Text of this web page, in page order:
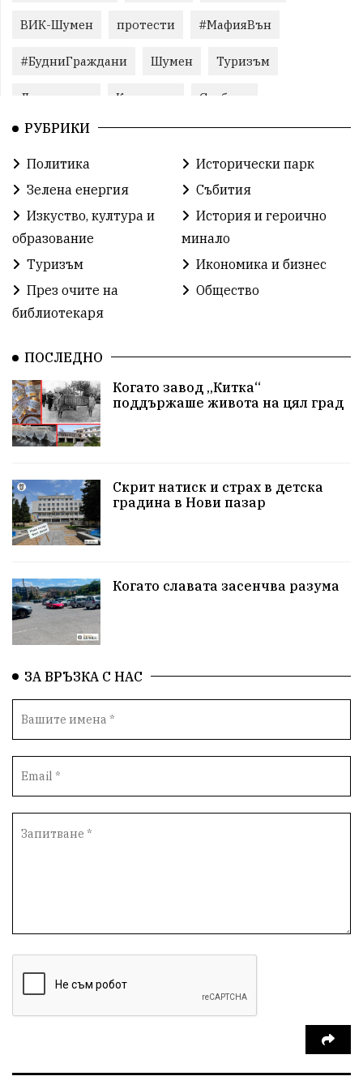
ВИК-Шумен протести #МафияВън
#БудниГраждани Шумен Туризъм
Литература Корупция Свобода
Справедливост
Събития Здраве Безводие
Безводие Война на пътя
#СилаНаНарода контрапротести
#България
Зависимости ИсторическиПарк НовиПазар
Неудобните Шуробаджанащина
БлизкоМинало
Пещера „Бисерна" АкваЯнтра
БългарскиПроизводител
ИсторииЗаШумен
КултуренТуризъм
ПътноХулиганство ПолицияШумен
Актуално Театър+Дискусия
Наркотици Ученици Вейп Полиция
ИздирванеШумен
КироБрейка Протест Благовещение
БлизкиятИзток
РУБРИКИ
Политика
Исторически парк
Зелена енергия
Събития
Изкуство, култура и
образование
История и героично
минало
Туризъм
Икономика и бизнес
През очите на
библиотекаря
Общество
ПОСЛЕДНО
Когато завод „Китка“
поддържаше живота на цял град
Скрит натиск и страх в детска
градина в Нови пазар
Когато славата засенчва разума
ЗА ВРЪЗКА С НАС